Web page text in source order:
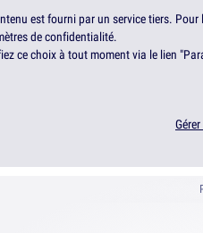
est fourni par un service tiers.
de confidentialité.
ce choix à tout moment via le lien